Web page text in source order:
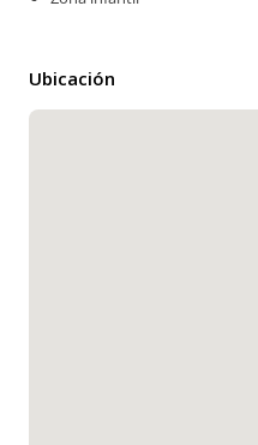
Ubicación